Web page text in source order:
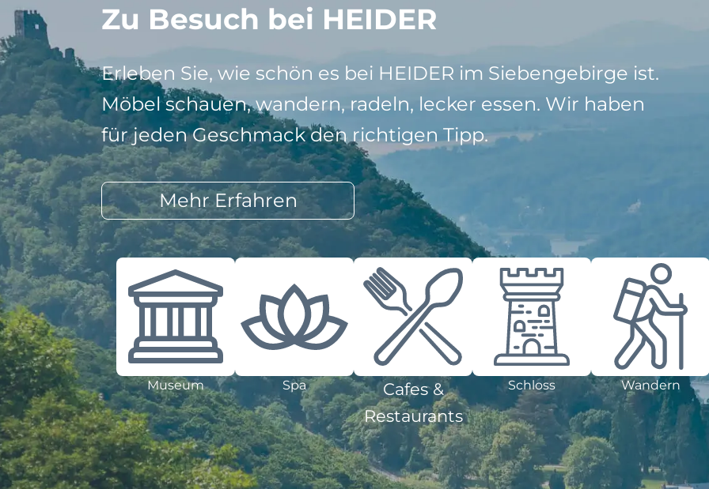
Zu Besuch bei HEIDER
Erleben Sie, wie schön es bei HEIDER im Siebengebirge ist.
Möbel schauen, wandern, radeln, lecker essen. Wir haben
für jeden Geschmack den richtigen Tipp.
Mehr Erfahren
Museum Spa
Cafes &
Restaurants
Schloss Wandern